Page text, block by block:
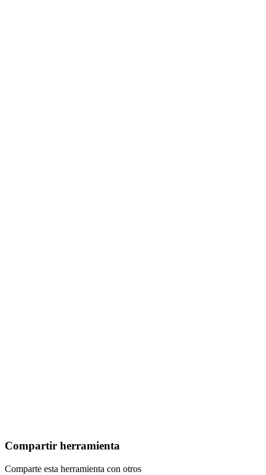
Compartir herramienta
Comparte esta herramienta con otros